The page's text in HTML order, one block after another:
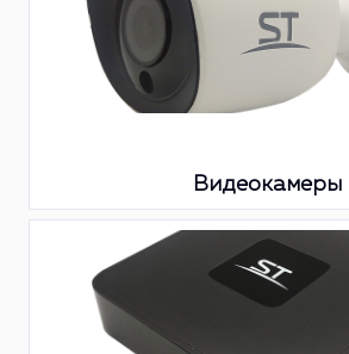
Видеокамеры